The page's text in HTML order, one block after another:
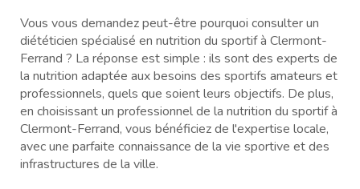
Vous vous demandez peut-être pourquoi consulter un
diététicien spécialisé en nutrition du sportif à Clermont-
Ferrand ? La réponse est simple : ils sont des experts de
la nutrition adaptée aux besoins des sportifs amateurs et
professionnels, quels que soient leurs objectifs. De plus,
en choisissant un professionnel de la nutrition du sportif à
Clermont-Ferrand, vous bénéficiez de l'expertise locale,
avec une parfaite connaissance de la vie sportive et des
infrastructures de la ville.